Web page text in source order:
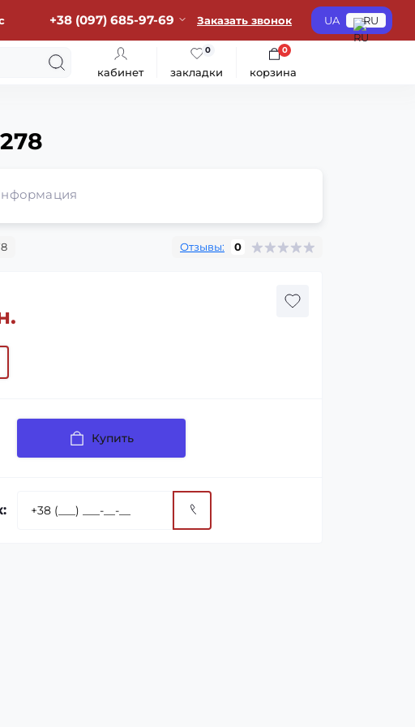
+38 (097) 685-97-69 Заказать звонок UA RU
кабинет закладки
0
корзина
0
Отзывы: 0
Купить